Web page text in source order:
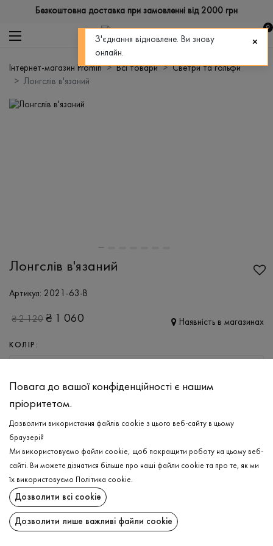
Безкоштовна доставка при замовленні від 2000 грн
0
Інтернет-магазин Promin Всі товари
Светри та гольфи
Лонгслів в'язаний
Лонгслів в'язаний
Артикул: 2021-63-B
₴2 120 ₴ 1 060 Наявність в магазинах
КОЛІР:
ДОДАТИ ДО КОШИКА
ОБЕРІТЬ РОЗМІР
Лонгслів в'язаний
ДОДАТИ ДО КОШИКА
ОПИС
Повага до вашої конфіденційності є нашим
пріоритетом.
Дозволити використання файлів cookie з цього веб-сайту в цьому
браузері?
Ми використовуємо файли cookie, щоб покращити роботу на цьому веб-
сайті. Ви можете дізнатися більше про наші файли cookie та про те, як ми
їх використовуємо
Політика cookie.
Дозволити всі cookie
Дозволити лише важливі файли cookie
З'єднання відновлене. Ви знову
онлайн.